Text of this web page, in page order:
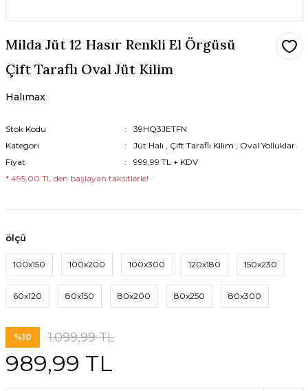
Milda Jüt 12 Hasır Renkli El Örgüsü
Çift Taraflı Oval Jüt Kilim
Halımax
Stok Kodu
39HQ3JETFN
Kategori
Jüt Halı , Çift Taraflı Kilim , Oval Yolluklar
Fiyat
999,99 TL + KDV
* 495,00 TL den başlayan taksitlerle!
ölçü
100x150 100x200 100x300 120x180 150x230
60x120 80x150 80x200 80x250 80x300
%10 1.099,99 TL
989,99 TL